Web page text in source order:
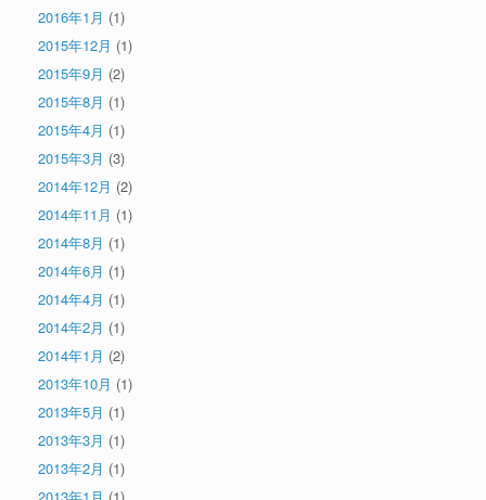
2016年1月 (1)
2015年12月 (1)
2015年9月 (2)
2015年8月 (1)
2015年4月 (1)
2015年3月 (3)
2014年12月 (2)
2014年11月 (1)
2014年8月 (1)
2014年6月 (1)
2014年4月 (1)
2014年2月 (1)
2014年1月 (2)
2013年10月 (1)
2013年5月 (1)
2013年3月 (1)
2013年2月 (1)
2013年1月 (1)